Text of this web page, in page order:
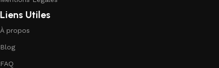
Liens Utiles
À propos
Blog
FAQ